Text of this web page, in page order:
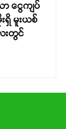
ာ ငွေကျပ်
မူးယစ်
ေးတွင်